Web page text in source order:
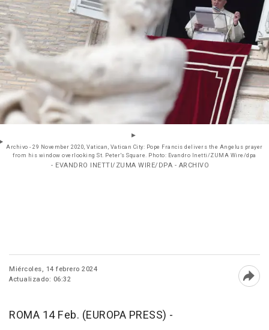
Archivo - 29 November 2020, Vatican, Vatican City: Pope Francis delivers the Angelus prayer
from his window overlooking St. Peter's Square. Photo: Evandro Inetti/ZUMA Wire/dpa
- EVANDRO INETTI/ZUMA WIRE/DPA - ARCHIVO
Miércoles, 14 febrero 2024
Actualizado: 06:32
ROMA 14 Feb. (EUROPA PRESS) -